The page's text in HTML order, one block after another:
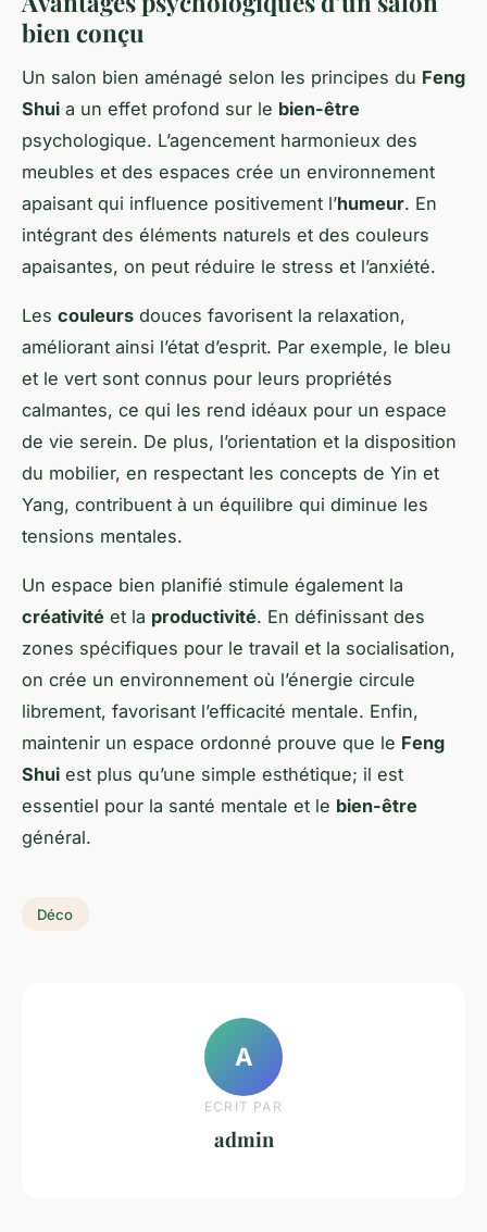
bien conçu
Un salon bien aménagé selon les principes du Feng
Shui a un effet profond sur le bien-être
psychologique. L’agencement harmonieux des
meubles et des espaces crée un environnement
apaisant qui influence positivement l’humeur. En
intégrant des éléments naturels et des couleurs
apaisantes, on peut réduire le stress et l’anxiété.
Les couleurs douces favorisent la relaxation,
améliorant ainsi l’état d’esprit. Par exemple, le bleu
et le vert sont connus pour leurs propriétés
calmantes, ce qui les rend idéaux pour un espace
de vie serein. De plus, l’orientation et la disposition
du mobilier, en respectant les concepts de Yin et
Yang, contribuent à un équilibre qui diminue les
tensions mentales.
Un espace bien planifié stimule également la
créativité et la productivité. En définissant des
zones spécifiques pour le travail et la socialisation,
on crée un environnement où l’énergie circule
librement, favorisant l’efficacité mentale. Enfin,
maintenir un espace ordonné prouve que le Feng
Shui est plus qu’une simple esthétique; il est
essentiel pour la santé mentale et le bien-être
général.
Déco
A
ECRIT PAR
admin